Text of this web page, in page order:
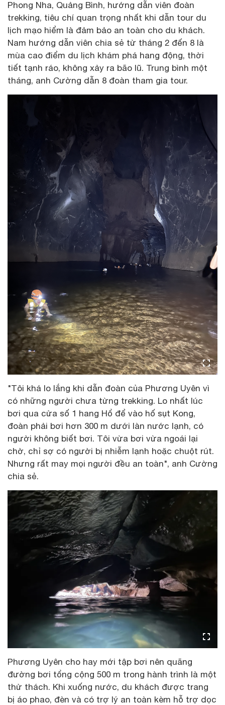
Phong Nha, Quảng Bình, hướng dẫn viên đoàn
trekking, tiêu chí quan trọng nhất khi dẫn tour du
lịch mạo hiểm là đảm bảo an toàn cho du khách.
Nam hướng dẫn viên chia sẻ từ tháng 2 đến 8 là
mùa cao điểm du lịch khám phá hang động, thời
tiết tạnh ráo, không xảy ra bão lũ. Trung bình một
tháng, anh Cường dẫn 8 đoàn tham gia tour.
"Tôi khá lo lắng khi dẫn đoàn của Phương Uyên vì
có những người chưa từng trekking. Lo nhất lúc
bơi qua cửa số 1 hang Hổ để vào hố sụt Kong,
đoàn phải bơi hơn 300 m dưới làn nước lạnh, có
người không biết bơi. Tôi vừa bơi vừa ngoái lại
chờ, chỉ sợ có người bị nhiễm lạnh hoặc chuột rút.
Nhưng rất may mọi người đều an toàn", anh Cường
chia sẻ.
Phương Uyên cho hay mới tập bơi nên quãng
đường bơi tổng cộng 500 m trong hành trình là một
thử thách. Khi xuống nước, du khách được trang
bị áo phao, đèn và có trợ lý an toàn kèm hỗ trợ dọc